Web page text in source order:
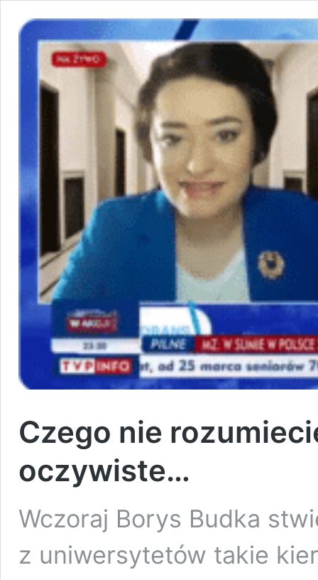
Czego nie
oczywiste…
Wczoraj Borys Budka
z uniwersytetów takie